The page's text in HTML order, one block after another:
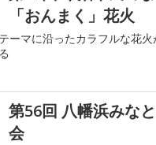
「おんまく」花火
テーマに沿ったカラフルな花
る
第56回 八幡浜みな
会